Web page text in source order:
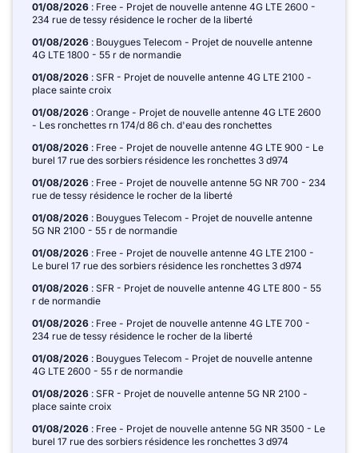
01/08/2026 : Free - Projet de nouvelle antenne 4G LTE 2600 -
234 rue de tessy résidence le rocher de la liberté
01/08/2026 : Bouygues Telecom - Projet de nouvelle antenne
4G LTE 1800 - 55 r de normandie
01/08/2026 : SFR - Projet de nouvelle antenne 4G LTE 2100 -
place sainte croix
01/08/2026 : Orange - Projet de nouvelle antenne 4G LTE 2600
- Les ronchettes rn 174/d 86 ch. d'eau des ronchettes
01/08/2026 : Free - Projet de nouvelle antenne 4G LTE 900 - Le
burel 17 rue des sorbiers résidence les ronchettes 3 d974
01/08/2026 : Free - Projet de nouvelle antenne 5G NR 700 - 234
rue de tessy résidence le rocher de la liberté
01/08/2026 : Bouygues Telecom - Projet de nouvelle antenne
5G NR 2100 - 55 r de normandie
01/08/2026 : Free - Projet de nouvelle antenne 4G LTE 2100 -
Le burel 17 rue des sorbiers résidence les ronchettes 3 d974
01/08/2026 : SFR - Projet de nouvelle antenne 4G LTE 800 - 55
r de normandie
01/08/2026 : Free - Projet de nouvelle antenne 4G LTE 700 -
234 rue de tessy résidence le rocher de la liberté
01/08/2026 : Bouygues Telecom - Projet de nouvelle antenne
4G LTE 2600 - 55 r de normandie
01/08/2026 : SFR - Projet de nouvelle antenne 5G NR 2100 -
place sainte croix
01/08/2026 : Free - Projet de nouvelle antenne 5G NR 3500 - Le
burel 17 rue des sorbiers résidence les ronchettes 3 d974